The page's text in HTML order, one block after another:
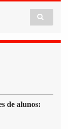
de alunos: